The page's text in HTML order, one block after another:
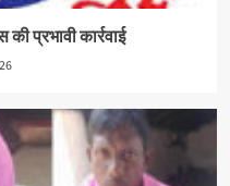
प्रभावी कार्रवाई